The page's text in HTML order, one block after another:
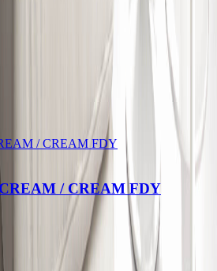
/ CREAM FDY